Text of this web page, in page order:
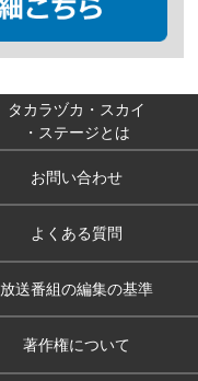
タカラヅカ・スカイ
・ステージとは
お問い合わせ
よくある質問
放送番組の編集の基準
著作権について